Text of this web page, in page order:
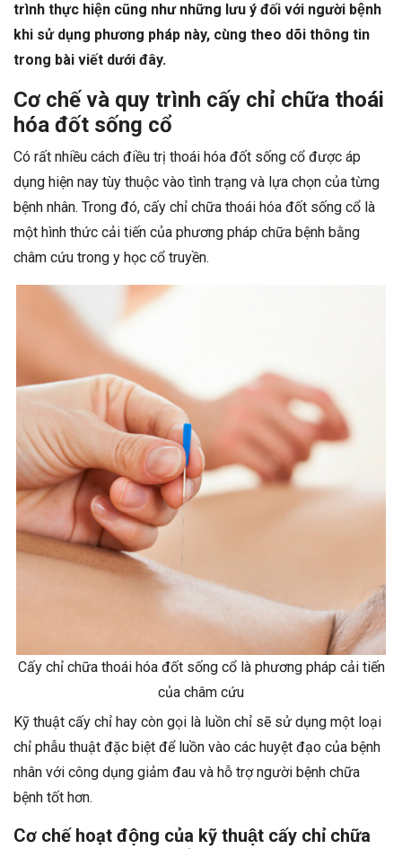
trình thực hiện cũng như những lưu ý đối với người bệnh
khi sử dụng phương pháp này, cùng theo dõi thông tin
trong bài viết dưới đây.
Cơ chế và quy trình cấy chỉ chữa thoái
hóa đốt sống cổ
Có rất nhiều cách điều trị thoái hóa đốt sống cổ được áp
dụng hiện nay tùy thuộc vào tình trạng và lựa chọn của từng
bệnh nhân. Trong đó, cấy chỉ chữa thoái hóa đốt sống cổ là
một hình thức cải tiến của phương pháp chữa bệnh bằng
châm cứu trong y học cổ truyền.
Cấy chỉ chữa thoái hóa đốt sống cổ là phương pháp cải tiến
của châm cứu
Kỹ thuật cấy chỉ hay còn gọi là luồn chỉ sẽ sử dụng một loại
chỉ phẫu thuật đặc biệt để luồn vào các huyệt đạo của bệnh
nhân với công dụng giảm đau và hỗ trợ người bệnh chữa
bệnh tốt hơn.
Cơ chế hoạt động của kỹ thuật cấy chỉ chữa